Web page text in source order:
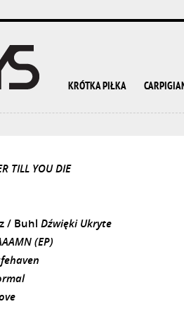
KRÓTKA PIŁKA
TILL YOU DIE
/ Buhl Dźwięki Ukryte
(EP)